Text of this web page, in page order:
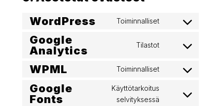
WordPress
Toiminnalliset
Consent
service
Google
Analytics
Tilastot
Consent
service
analytics
WPML Toiminnalliset
Consent
service
Google
Fonts
Käyttötarkoitus
selvityksessä
Consent